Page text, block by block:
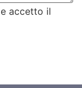
e accetto il